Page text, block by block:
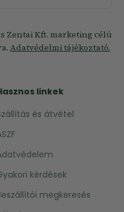
Zentai Kft. marketing célú
Adatvédelmi tájékoztató.
linkek
és átvétel
kérdések
megkeresés